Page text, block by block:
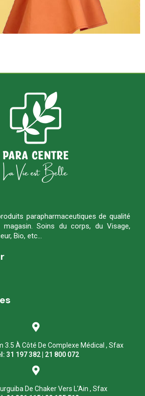
parapharmaceutiques de qualité
Soins du corps, du Visage,
Bio, etc…
3.5 À Côté De Complexe Médical , Sfax
31 197 382 | 21 800 072
De Chaker Vers L'Ain , Sfax